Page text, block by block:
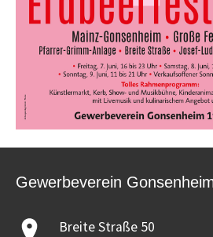
Gewerbeverein
Breite Straße 50